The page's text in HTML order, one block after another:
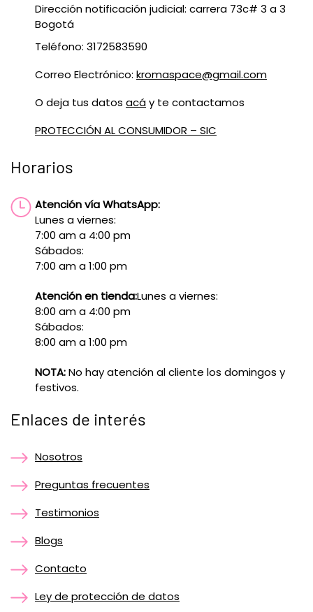
Dirección notificación judicial: carrera 73c# 3 a 3
Bogotá
Teléfono: 3172583590
Correo Electrónico: kromaspace@gmail.com
O deja tus datos acáy te contactamos
PROTECCIÓN AL CONSUMIDOR – SIC
Horarios
Atención vía WhatsApp:
Lunes a viernes:
7:00 am a 4:00 pm
Sábados:
7:00 am a 1:00 pm
Atención en tienda:Lunes a viernes:
8:00 am a 4:00 pm
Sábados:
8:00 am a 1:00 pm
NOTA:No hay atención al cliente los domingos y
festivos.
Enlaces de interés
Nosotros
Preguntas frecuentes
Testimonios
Blogs
Contacto
Ley de protección de datos